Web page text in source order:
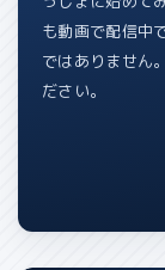
も動画で配信中
ではありません
ださい。